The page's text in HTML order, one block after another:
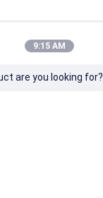
9:15 AM
are you looking for?